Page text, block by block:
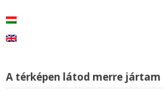
A térképen látod merre jártam